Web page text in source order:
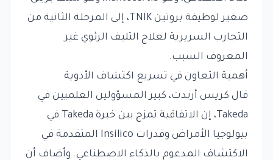
صغير لوظيفة بروتين TNIK، إلى المرحلة الثانية من
التجارب السريرية لعلاج التليف الرئوي غير
المعروف السبب.
أهمية التعاون في تسريع اكتشاف الأدوية
قال كريس أرندت، كبير المسؤولين العلميين في
Takeda، إن الاتفاقية تمزج بين خبرة Takeda في
بيولوجيا الأمراض وقدرات Insilico المتقدمة في
الاكتشاف المدعوم بالذكاء الاصطناعي. وأضاف أن